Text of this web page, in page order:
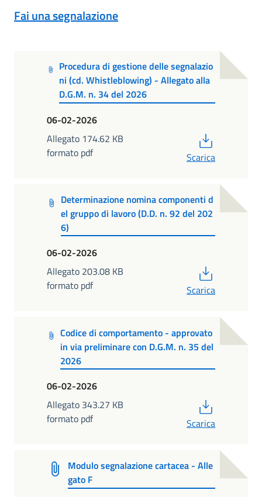
Fai una segnalazione
Procedura di gestione delle segnalazio
ni (cd. Whistleblowing) - Allegato alla
D.G.M. n. 34 del 2026
06-02-2026
Allegato 174.62 KB
formato pdf
Scarica
Determinazione nomina componenti d
el gruppo di lavoro (D.D. n. 92 del 202
6)
06-02-2026
Allegato 203.08 KB
formato pdf
Scarica
Codice di comportamento - approvato
in via preliminare con D.G.M. n. 35 del
2026
06-02-2026
Allegato 343.27 KB
formato pdf
Scarica
Modulo segnalazione cartacea - Alle
gato F